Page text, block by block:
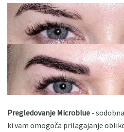
Pregledovanje Microblue -
ki vam omogoča prilagajanje